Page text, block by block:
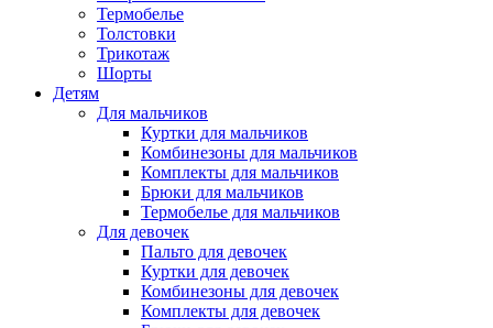
Термобелье
Толстовки
Трикотаж
Шорты
Детям
Для мальчиков
Куртки для мальчиков
Комбинезоны для мальчиков
Комплекты для мальчиков
Брюки для мальчиков
Термобелье для мальчиков
Для девочек
Пальто для девочек
Куртки для девочек
Комбинезоны для девочек
Комплекты для девочек